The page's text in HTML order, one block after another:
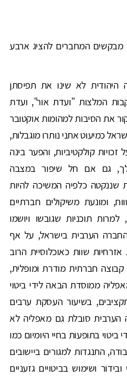
מבקשים המחברים להציג ארבע
לא שינו את תפיסתן
המלצות "ועדת אור", ועדת
את הסיבות למהומות אוקטובר
כמיעוט אתני נותרו מוגבלות,
קולקטיביות, והפער בינה
גם אם חל שיפור במצבה
שננקטה כלפיה המשיכה להיות
ומונעת משיקולים חברתיים
תוכניות שגובשו ויושמו
הערבית בישראל, על אף
שוות כאוכלוסיית הרוב
קבוצה חברתית מודרת ומופלית,
ממוסדת הבאה לידי ביטוי
בשיעור העסקת ערבים
הערבית סובלת גם מאפליה לא
בתופעות בחיי היומיום כמו
התנגדות למגורים ביישובים
ושימוש בביטויים גזעניים